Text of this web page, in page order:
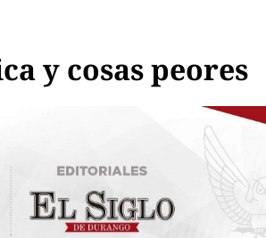
y cosas peores